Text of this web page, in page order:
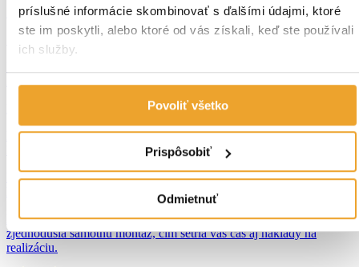
príslušné informácie skombinovať s ďalšími údajmi, ktoré
ste im poskytli, alebo ktoré od vás získali, keď ste používali
ich služby.
Povoliť všetko
Prispôsobiť
Odmietnuť
Atypická klampiarska výroba
Realizácia na mieru podľa potreby zákazníka.
MÁM ZÁUJEM
Pri objednávke strešnej krytiny alebo fasády u nás vám vypracujeme
Kladacie plány pre vašu strechu či fasádu výrazne urýchlia a
zjednodušia samotnú montáž, čím šetria váš čas aj náklady na
realizáciu.